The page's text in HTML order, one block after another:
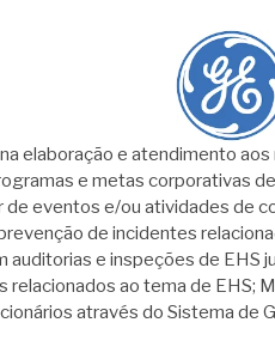
na elaboração e atendimento
e metas corporativas
de eventos e/ou atividades de
de incidentes
auditorias e inspeções de EHS
relacionados ao tema de EHS;
através do Sistema de